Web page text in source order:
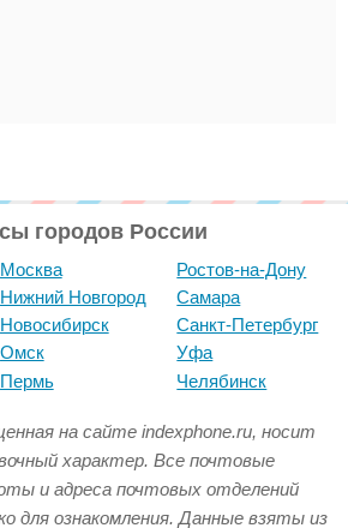
городов России
Москва
Нижний Новгород
Новосибирск
Омск
Пермь
Ростов-на-Дону
Самара
Санкт-Петербург
Уфа
Челябинск
на сайте indexphone.ru, носит
характер. Все почтовые
и адреса почтовых отделений
для ознакомления. Данные взяты из